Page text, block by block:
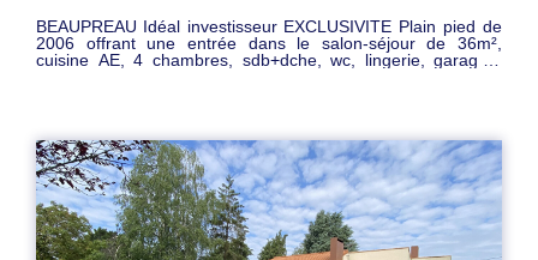
BEAUPREAU Idéal investisseur EXCLUSIVITE Plain pied de
2006 offrant une entrée dans le salon-séjour de 36m²,
cuisine AE, 4 chambres, sdb+dche, wc, lingerie, garage ,